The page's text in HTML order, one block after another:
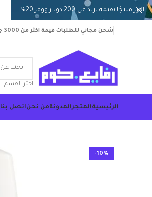
شحن مجاني للطلبات قيمة اكثر من 3000 جنيه.
اختر القسم
الرئيسيةالمتجرالمدونةمن نحناتصل بنا
-10%
اختر منتجًا بقيمة تزيد عن 200 دولار ووفر 20%.